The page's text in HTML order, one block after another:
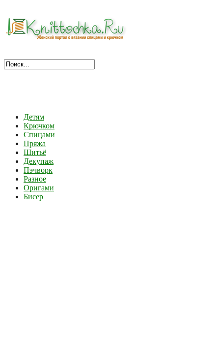
Детям
Крючком
Спицами
Пряжа
Шитьё
Декупаж
Пэчворк
Разное
Оригами
Бисер